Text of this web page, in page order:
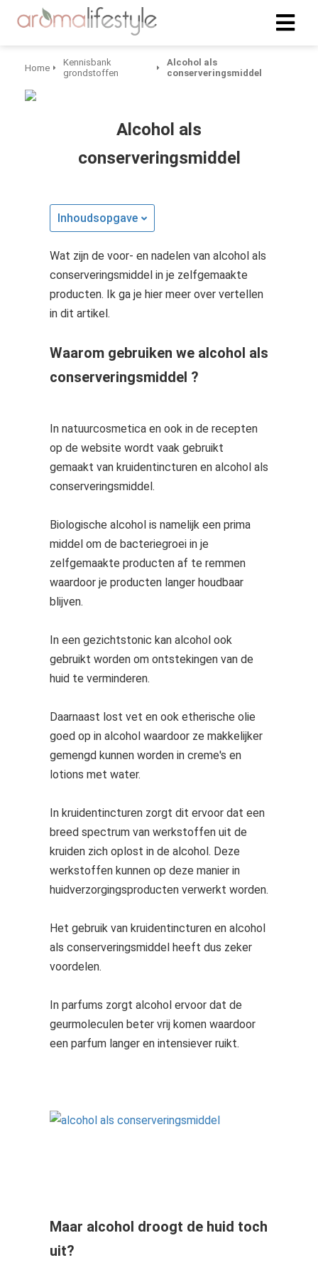
Home
Kennisbank
grondstoffen
Alcohol als
conserveringsmiddel
Alcohol als
conserveringsmiddel
Inhoudsopgave
Wat zijn de voor- en nadelen van alcohol als
conserveringsmiddel in je zelfgemaakte
producten. Ik ga je hier meer over vertellen
in dit artikel.
Waarom gebruiken we alcohol als
conserveringsmiddel ?
In natuurcosmetica en ook in de recepten
op de website wordt vaak gebruikt
gemaakt van kruidentincturen en alcohol als
conserveringsmiddel.
Biologische alcohol is namelijk een prima
middel om de bacteriegroei in je
zelfgemaakte producten af te remmen
waardoor je producten langer houdbaar
blijven.
In een gezichtstonic kan alcohol ook
gebruikt worden om ontstekingen van de
huid te verminderen.
Daarnaast lost vet en ook etherische olie
goed op in alcohol waardoor ze makkelijker
gemengd kunnen worden in creme's en
lotions met water.
In kruidentincturen zorgt dit ervoor dat een
breed spectrum van werkstoffen uit de
kruiden zich oplost in de alcohol. Deze
werkstoffen kunnen op deze manier in
huidverzorgingsproducten verwerkt worden.
Het gebruik van kruidentincturen en alcohol
als conserveringsmiddel heeft dus zeker
voordelen.
In parfums zorgt alcohol ervoor dat de
geurmoleculen beter vrij komen waardoor
een parfum langer en intensiever ruikt.
Maar alcohol droogt de huid toch
uit?